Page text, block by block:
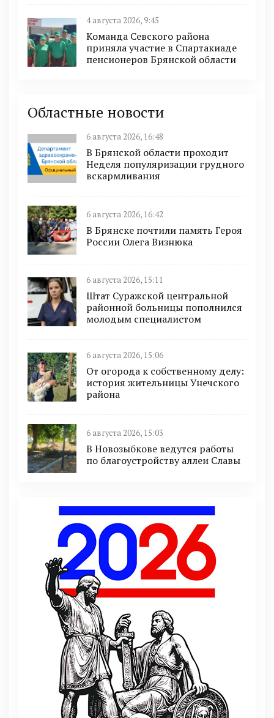
4 августа 2026, 9:45
Команда Севского района
приняла участие в Спартакиаде
пенсионеров Брянской области
Областные новости
6 августа 2026, 16:48
В Брянской области проходит
Неделя популяризации грудного
вскармливания
6 августа 2026, 16:42
В Брянске почтили память Героя
России Олега Визнюка
6 августа 2026, 15:11
Штат Суражской центральной
районной больницы пополнился
молодым специалистом
6 августа 2026, 15:06
От огорода к собственному делу:
история жительницы Унечского
района
6 августа 2026, 15:03
В Новозыбкове ведутся работы
по благоустройству аллеи Славы